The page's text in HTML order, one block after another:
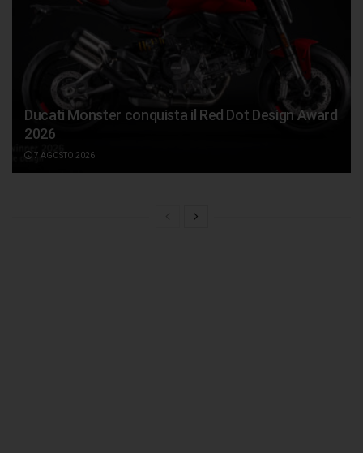
Ducati Monster conquista il Red Dot Design Award
2026
7 AGOSTO 2026